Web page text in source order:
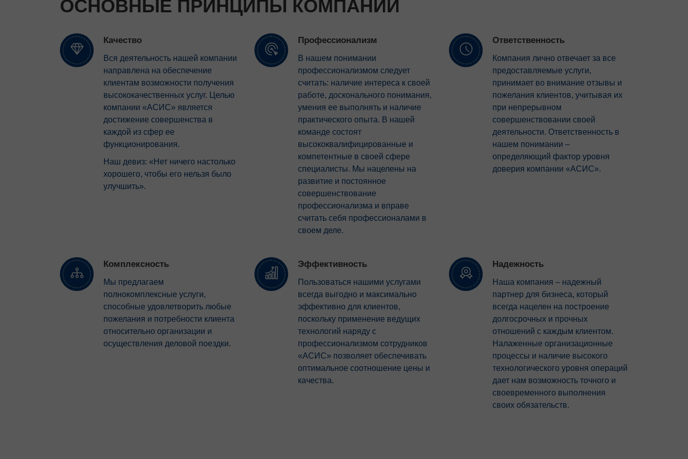
ОСНОВНЫЕ ПРИНЦИПЫ КОМПАНИИ
Качество
Вся деятельность нашей компании
направлена на обеспечение
клиентам возможности получения
высококачественных услуг. Целью
компании «АСИС» является
достижение совершенства в
каждой из сфер ее
функционирования.
Наш девиз: «Нет ничего настолько
хорошего, чтобы его нельзя было
улучшить».
Профессионализм
В нашем понимании
профессионализмом следует
считать: наличие интереса к своей
работе, досконального понимания,
умения ее выполнять и наличие
практического опыта. В нашей
команде состоят
высококвалифицированные и
компетентные в своей сфере
специалисты. Мы нацелены на
развитие и постоянное
совершенствование
профессионализма и вправе
считать себя профессионалами в
своем деле.
Ответственность
Компания лично отвечает за все
предоставляемые услуги,
принимает во внимание отзывы и
пожелания клиентов, учитывая их
при непрерывном
совершенствовании своей
деятельности. Ответственность в
нашем понимании –
определяющий фактор уровня
доверия компании «АСИС».
Комплексность
Мы предлагаем
полнокомплексные услуги,
способные удовлетворить любые
пожелания и потребности клиента
относительно организации и
осуществления деловой поездки.
Эффективность
Пользоваться нашими услугами
всегда выгодно и максимально
эффективно для клиентов,
поскольку применение ведущих
технологий наряду с
профессионализмом сотрудников
«АСИС» позволяет обеспечивать
оптимальное соотношение цены и
качества.
Надежность
Наша компания – надежный
партнер для бизнеса, который
всегда нацелен на построение
долгосрочных и прочных
отношений с каждым клиентом.
Налаженные организационные
процессы и наличие высокого
технологического уровня операций
дает нам возможность точного и
своевременного выполнения
своих обязательств.